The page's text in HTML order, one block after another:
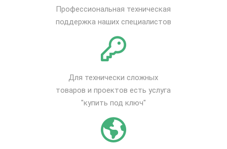
Профессиональная техническая
поддержка наших специалистов
Для технически сложных
товаров и проектов есть услуга
"купить под ключ"